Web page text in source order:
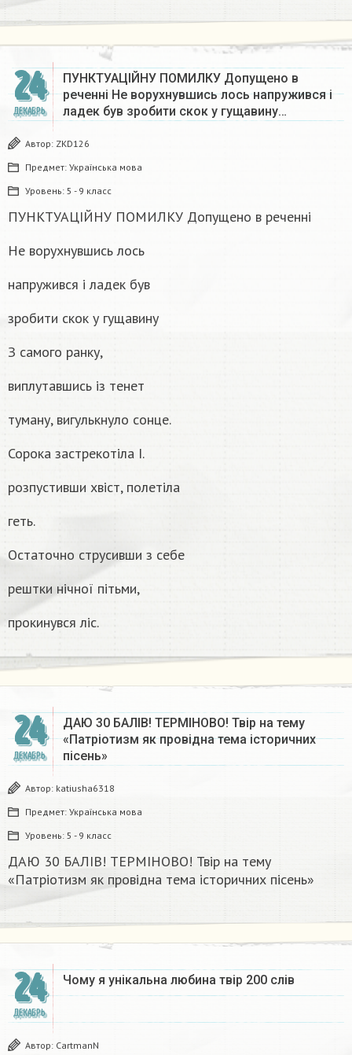
24
ДЕКАБРЬ
ПУНКТУАЦІЙНУ ПОМИЛКУ Допущено в
реченні Не ворухнувшись лось напружився і
ладек був зробити скок у гущавину…
Автор: ZKD126
Предмет: Українська мова
Уровень: 5 - 9 класс
ПУНКТУАЦІЙНУ ПОМИЛКУ Допущено в реченні
Не ворухнувшись лось
напружився і ладек був
зробити скок у гущавину
З самого ранку,
виплутавшись із тенет
туману, вигулькнуло сонце.
Сорока застрекотіла I.
розпустивши хвіст, полетіла
геть.
Остаточно струсивши з себе
рештки нічної пітьми,
прокинувся лiс.
24
ДЕКАБРЬ
ДАЮ 30 БАЛІВ! ТЕРМІНОВО! Твір на тему
«Патріотизм як провідна тема історичних
пісень»
Автор: katiusha6318
Предмет: Українська мова
Уровень: 5 - 9 класс
ДАЮ 30 БАЛІВ! ТЕРМІНОВО! Твір на тему
«Патріотизм як провідна тема історичних пісень»
24
ДЕКАБРЬ
Чому я унікальна любина твір 200 слів
Автор: CartmanN